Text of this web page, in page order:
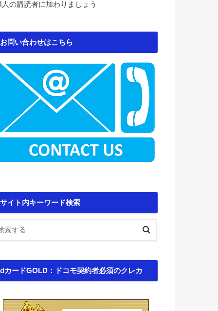
人の購読者に加わりましょう
お問い合わせはこちら
サイト内キーワード検索
dカードGOLD：ドコモ契約者必須のクレカ